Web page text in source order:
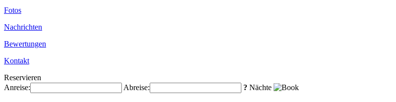
Fotos
Nachrichten
Bewertungen
Kontakt
Reservieren
Anreise:
Abreise: ? Nächte